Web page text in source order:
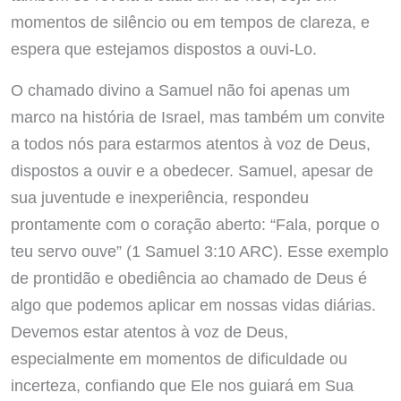
momentos de silêncio ou em tempos de clareza, e
espera que estejamos dispostos a ouvi-Lo.
O chamado divino a Samuel não foi apenas um
marco na história de Israel, mas também um convite
a todos nós para estarmos atentos à voz de Deus,
dispostos a ouvir e a obedecer. Samuel, apesar de
sua juventude e inexperiência, respondeu
prontamente com o coração aberto: “Fala, porque o
teu servo ouve” (1 Samuel 3:10 ARC). Esse exemplo
de prontidão e obediência ao chamado de Deus é
algo que podemos aplicar em nossas vidas diárias.
Devemos estar atentos à voz de Deus,
especialmente em momentos de dificuldade ou
incerteza, confiando que Ele nos guiará em Sua